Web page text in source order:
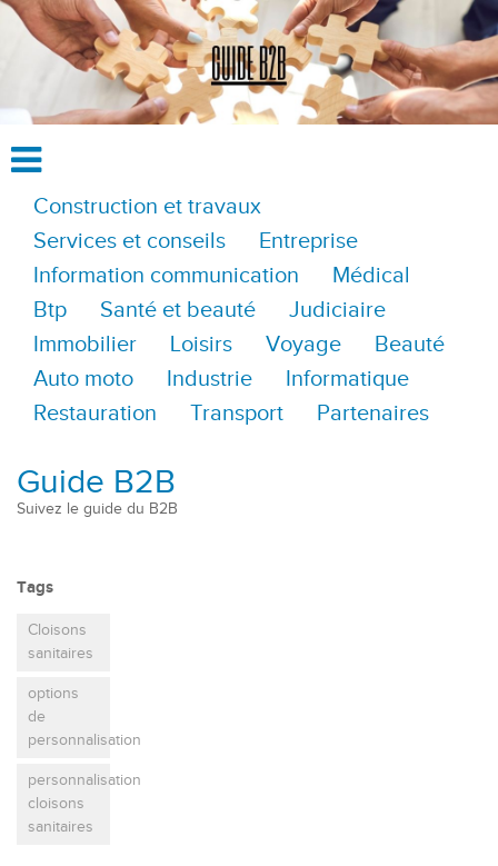
Construction et travaux
Services et conseils
Entreprise
Information communication
Médical
Btp
Santé et beauté
Judiciaire
Immobilier
Loisirs Voyage
Beauté
Auto moto
Industrie
Informatique
Restauration
Transport Partenaires
Guide B2B
Suivez le guide du B2B
Tags
Cloisons
sanitaires
options
de
personnalisation
personnalisation
cloisons
sanitaires